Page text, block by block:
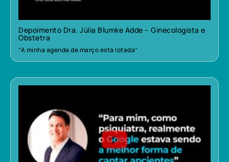
Depoimento Dra. Júlia Blumke Adde – Ginecologista e
Obstetra
“A minha agenda de março está lotada”